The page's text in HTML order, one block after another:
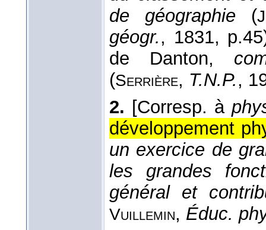
de géographie (
géogr., 1831,
de Danton,
(Serrière, T.N.P.,
2. [Corresp. à
développement
un exercice de
les grandes
général et
Vuillemin, Éduc.